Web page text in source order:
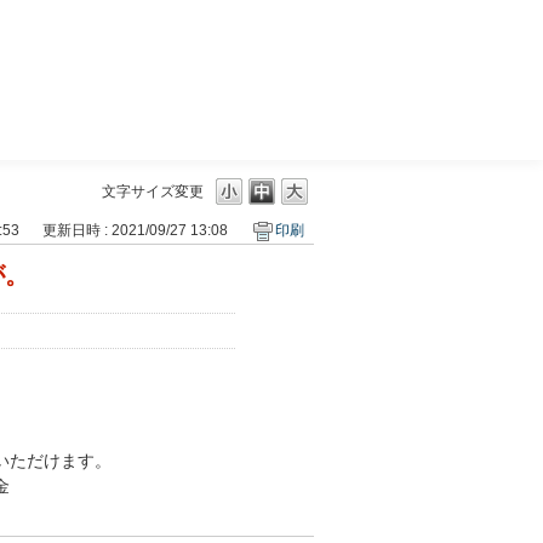
文字サイズ変更
更新日時 : 2021/09/27 13:08 印刷
だけます。